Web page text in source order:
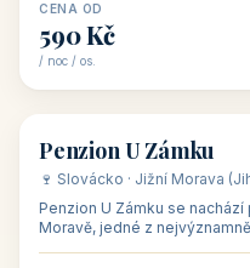
CENA OD
590 Kč
/ noc / os.
🏡 penzion
Penzion U Zámku
🍷 Slovácko · Jižní Morava
Penzion U Zámku se
Moravě, jedné z